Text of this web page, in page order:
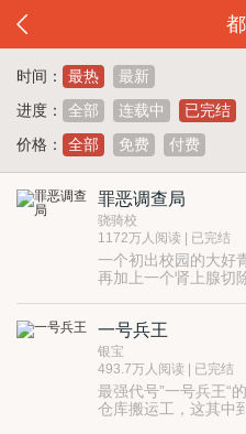
时间： 最热
最新
进度：
全部 连载中
已完结
价格：
全部 免费 付费
罪恶调查局
骁骑校
1172万人阅读 | 已完结
一个初出校园的大好
再加上一个肾上腺切
一号兵王
银宝
493.7万人阅读 | 已完结
最强代号”一号兵王“
仓库搬运工，这其中